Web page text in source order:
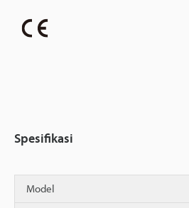
Spesifikasi
Model